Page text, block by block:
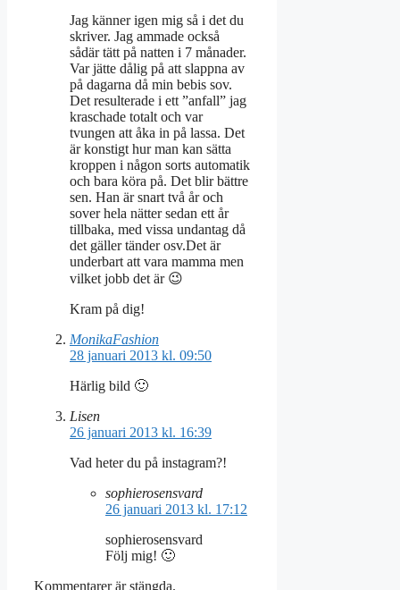
Jag känner igen mig så i det du
skriver. Jag ammade också
sådär tätt på natten i 7 månader.
Var jätte dålig på att slappna av
på dagarna då min bebis sov.
Det resulterade i ett ”anfall” jag
kraschade totalt och var
tvungen att åka in på lassa. Det
är konstigt hur man kan sätta
kroppen i någon sorts automatik
och bara köra på. Det blir bättre
sen. Han är snart två år och
sover hela nätter sedan ett år
tillbaka, med vissa undantag då
det gäller tänder osv.Det är
underbart att vara mamma men
vilket jobb det är 😉
Kram på dig!
MonikaFashion
28 januari 2013 kl. 09:50
Härlig bild 🙂
Lisen
26 januari 2013 kl. 16:39
Vad heter du på instagram?!
sophierosensvard
26 januari 2013 kl. 17:12
sophierosensvard
Följ mig! 🙂
Kommentarer är stängda.